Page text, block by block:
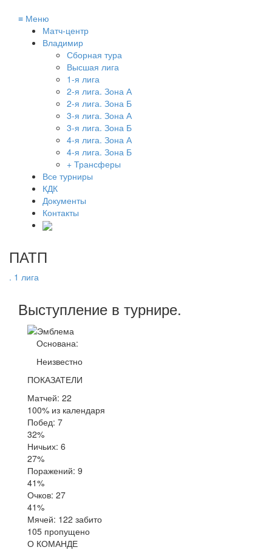
≡ Меню
Матч-центр
Владимир
Сборная тура
Высшая лига
1-я лига
2-я лига. Зона А
2-я лига. Зона Б
3-я лига. Зона А
3-я лига. Зона Б
4-я лига. Зона А
4-я лига. Зона Б
+ Трансферы
Все турниры
КДК
Документы
Контакты
ПАТП
. 1 лига
Выступление в турнире.
Основана:
Неизвестно
ПОКАЗАТЕЛИ
Матчей: 22
100% из календаря
Побед: 7
32%
Ничьих: 6
27%
Поражений: 9
41%
Очков: 27
41%
Мячей: 122 забито
105 пропущено
О КОМАНДЕ